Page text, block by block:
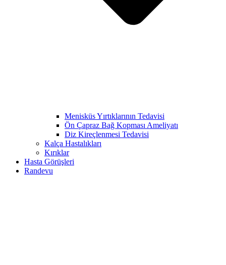
Menisküs Yırtıklarının Tedavisi
Ön Çapraz Bağ Kopması Ameliyatı
Diz Kireçlenmesi Tedavisi
Kalça Hastalıkları
Kırıklar
Hasta Görüşleri
Randevu